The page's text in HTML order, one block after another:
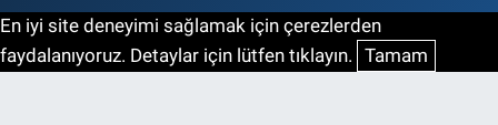
En iyi site deneyimi sağlamak için çerezlerden
faydalanıyoruz. Detaylar için lütfen tıklayın. Tamam